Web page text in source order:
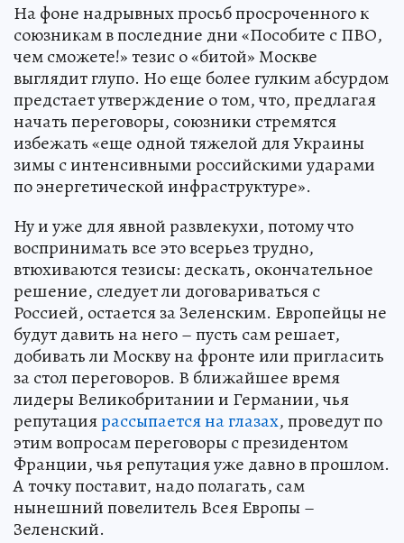
На фоне надрывных просьб просроченного к
союзникам в последние дни «Пособите с ПВО,
чем сможете!» тезис о «битой» Москве
выглядит глупо. Но еще более гулким абсурдом
предстает утверждение о том, что, предлагая
начать переговоры, союзники стремятся
избежать «еще одной тяжелой для Украины
зимы с интенсивными российскими ударами
по энергетической инфраструктуре».
Ну и уже для явной развлекухи, потому что
воспринимать все это всерьез трудно,
втюхиваются тезисы: дескать, окончательное
решение, следует ли договариваться с
Россией, остается за Зеленским. Европейцы не
будут давить на него – пусть сам решает,
добивать ли Москву на фронте или пригласить
за стол переговоров. В ближайшее время
лидеры Великобритании и Германии, чья
репутациярассыпается на глазах, проведут по
этим вопросам переговоры с президентом
Франции, чья репутация уже давно в прошлом.
А точку поставит, надо полагать, сам
нынешний повелитель Всея Европы –
Зеленский.